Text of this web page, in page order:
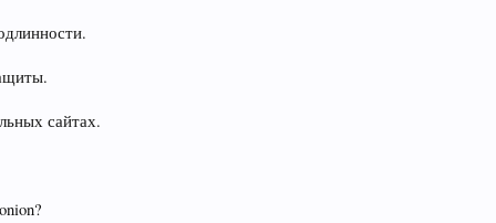
сайтах.